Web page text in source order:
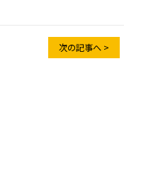
次の記事へ >